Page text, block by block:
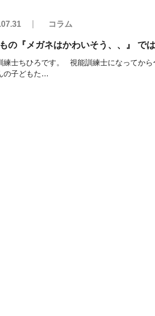
コラム
の『メガネはかわいそう、、』 で
練士ちひろです。 視能訓練士になってか
の子どもた…